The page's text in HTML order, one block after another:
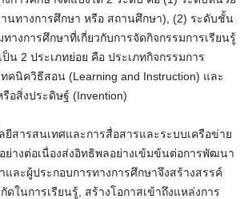
นทางการศึกษา หรือ สถานศึกษา), (2) ระดับชั้น
างการศึกษาที่เกี่ยวกับการจัดกิจกรรมการเรียนรู้
น 2 ประเภทย่อย คือ ประเภทกิจกรรมการ
คนิควิธีสอน (Learning and Instruction) และ
อสิ่งประดิษฐ์ (Invention)
สารสนเทศและการสื่อสารและระบบเครือข่าย
ย่างต่อเนื่องส่งอิทธิพลอย่างเข้มข้นต่อการพัฒนา
ละผู้ประกอบการทางการศึกษาจึงสร้างสรรค์
ในการเรียนรู้, สร้างโอกาสเข้าถึงแหล่งการ